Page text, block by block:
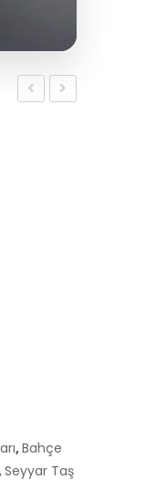
,Bahçe
Seyyar Taş